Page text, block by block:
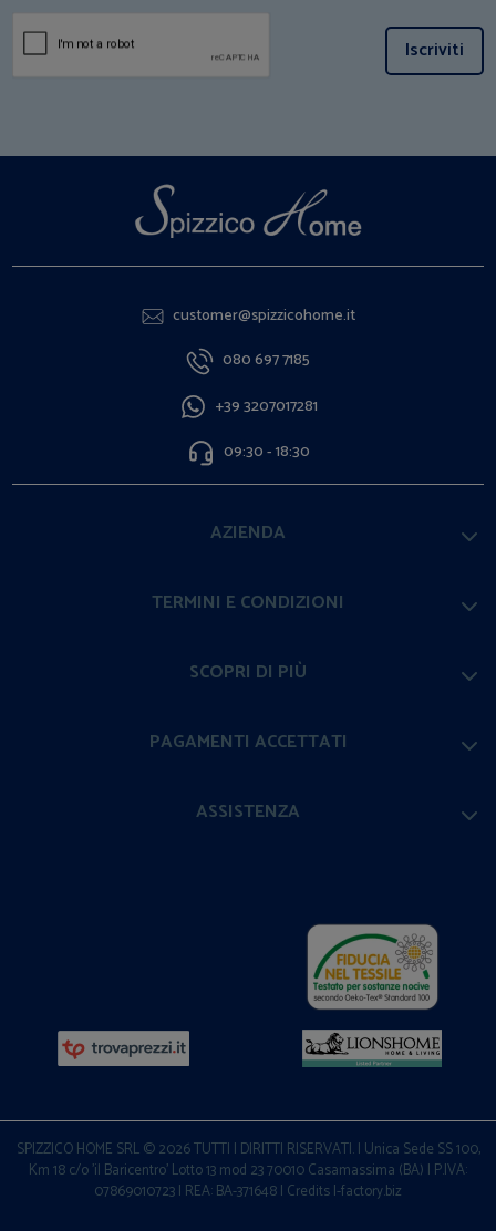
Iscriviti
customer@spizzicohome.it
080 697 7185
+39 3207017281
09:30 - 18:30
AZIENDA
TERMINI E CONDIZIONI
SCOPRI DI PIÙ
PAGAMENTI ACCETTATI
ASSISTENZA
SPIZZICO HOME SRL © 2026 TUTTI I DIRITTI RISERVATI. | Unica Sede SS 100,
Km 18 c/o 'il Baricentro' Lotto 13 mod 23 70010 Casamassima (BA) | P.IVA:
07869010723 | REA: BA-371648 | Credits I-factory.biz